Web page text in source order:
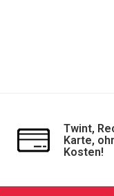
Twint,
Karte,
Kosten!